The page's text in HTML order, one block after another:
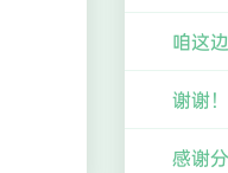
谢谢
感谢